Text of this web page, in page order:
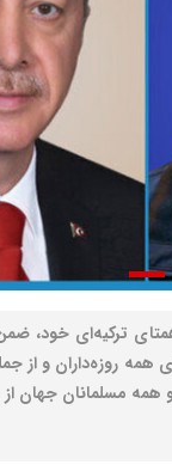
ترکیه‌ای خود،
همه روزه‌داران و از
مسلمانان جهان از